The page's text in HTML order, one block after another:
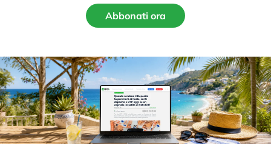
Abbonati ora